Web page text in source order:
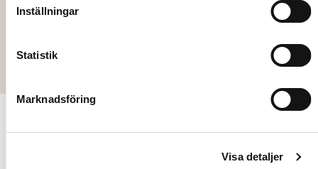
Inställningar
Statistik
Marknadsföring
Visa detaljer
Add to cart
Contact Follow
us